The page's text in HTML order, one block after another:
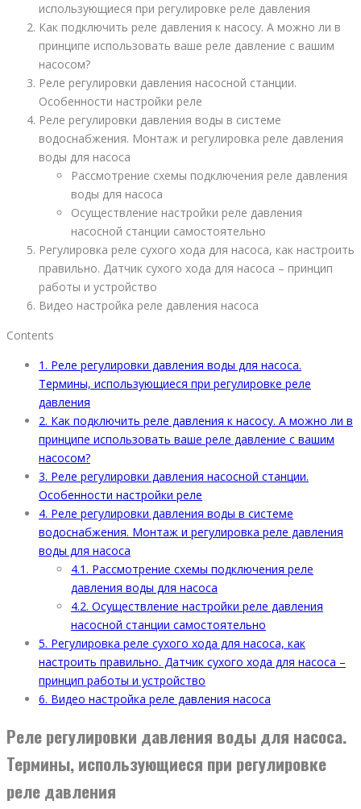
использующиеся при регулировке реле давления
Как подключить реле давления к насосу. А можно ли в
принципе использовать ваше реле давление с вашим
насосом?
Реле регулировки давления насосной станции.
Особенности настройки реле
Реле регулировки давления воды в системе
водоснабжения. Монтаж и регулировка реле давления
воды для насоса
Рассмотрение схемы подключения реле давления
воды для насоса
Осуществление настройки реле давления
насосной станции самостоятельно
Регулировка реле сухого хода для насоса, как настроить
правильно. Датчик сухого хода для насоса – принцип
работы и устройство
Видео настройка реле давления насоса
Contents
1. Реле регулировки давления воды для насоса.
Термины, использующиеся при регулировке реле
давления
2. Как подключить реле давления к насосу. А можно ли в
принципе использовать ваше реле давление с вашим
насосом?
3. Реле регулировки давления насосной станции.
Особенности настройки реле
4. Реле регулировки давления воды в системе
водоснабжения. Монтаж и регулировка реле давления
воды для насоса
4.1. Рассмотрение схемы подключения реле
давления воды для насоса
4.2. Осуществление настройки реле давления
насосной станции самостоятельно
5. Регулировка реле сухого хода для насоса, как
настроить правильно. Датчик сухого хода для насоса –
принцип работы и устройство
6. Видео настройка реле давления насоса
Реле регулировки давления воды для насоса.
Термины, использующиеся при регулировке
реле давления